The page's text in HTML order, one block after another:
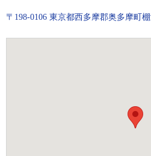
〒198-0106 東京都西多摩郡奥多摩町